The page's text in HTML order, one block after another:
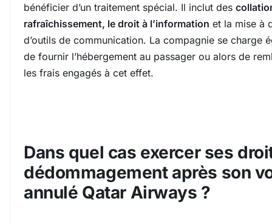
bénéficier d’un traitement spécial. Il inclut des
rafraîchissement, le droit à l’information et la mise à
d’outils de communication. La compagnie se charge
de fournir l’hébergement au passager ou alors de
les frais engagés à cet effet.
Dans quel cas exercer ses
dédommagement après son
annulé Qatar Airways ?